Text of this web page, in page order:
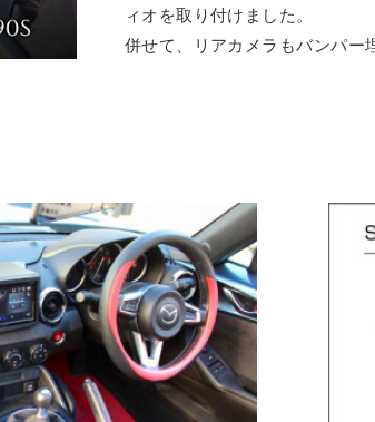
ィオを取り付けました。
併せて、リアカメラもバンパー